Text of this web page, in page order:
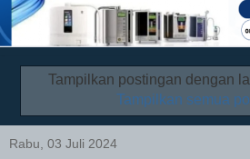
Tampilkan postingan dengan
Tampilkan semua
Rabu, 03 Juli 2024